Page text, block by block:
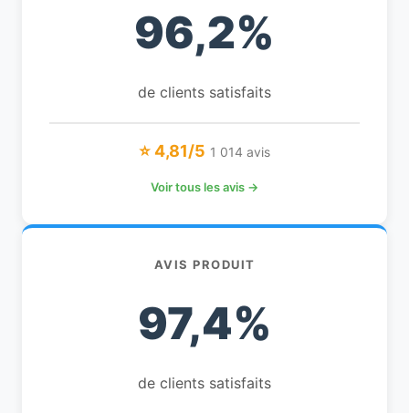
96,2%
de clients satisfaits
⭐ 4,81/5 1 014 avis
Voir tous les avis →
AVIS PRODUIT
97,4%
de clients satisfaits